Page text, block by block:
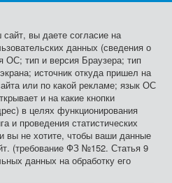
вы даете согласие на
данных (сведения о
ОС; тип и версия Браузера; тип
источник откуда пришел на
или по какой рекламе; язык ОС
и на какие кнопки
в целях функционирования
и проведения статистических
вы не хотите, чтобы ваши данные
(требование ФЗ №152. Статья 9
данных на обработку его